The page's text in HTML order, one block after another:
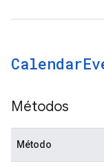
Calendar
Métodos
Método